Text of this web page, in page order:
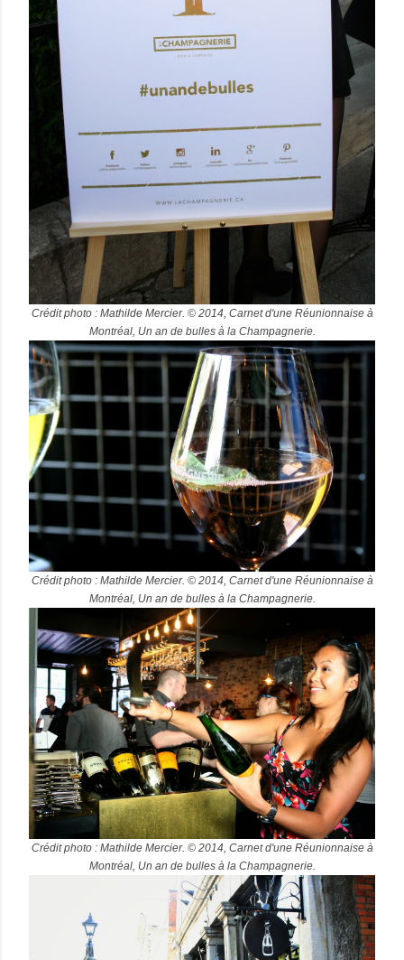
Crédit photo : Mathilde Mercier. © 2014, Carnet d'une Réunionnaise à
Montréal, Un an de bulles à la Champagnerie.
Crédit photo : Mathilde Mercier. © 2014, Carnet d'une Réunionnaise à
Montréal, Un an de bulles à la Champagnerie.
Crédit photo : Mathilde Mercier. © 2014, Carnet d'une Réunionnaise à
Montréal, Un an de bulles à la Champagnerie.